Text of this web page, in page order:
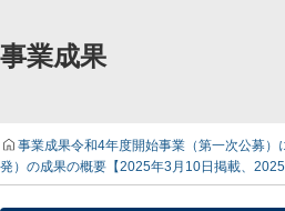
事業成果
事業成果令和4年度開始事業（第一次公募）
発）の成果の概要【2025年3月10日掲載、2025